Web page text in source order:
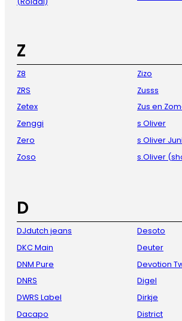
Z
Z8
ZRS
Zetex
Zenggi
Zero
Zoso
Zizo
Zusss
Zus en
s Oliver
s Oliver
s.Oliver
D
DJdutch jeans
DKC Main
DNM Pure
DNRS
DWRS Label
Dacapo
Desoto
Deuter
Devotion
Digel
Dirkje
District